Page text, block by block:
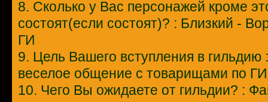
8. Сколько у Вас персонажей кроме
состоят(если состоят)? : Близкий -
ГИ
9. Цель Вашего вступления в
веселое общение с товарищами по
10. Чего Вы ожидаете от гильдии? :